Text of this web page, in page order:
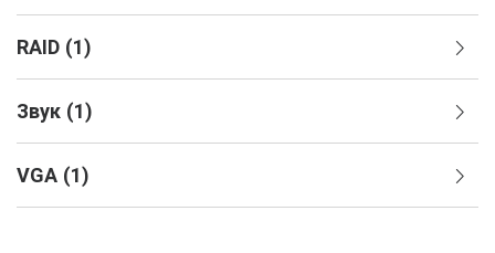
RAID (1)
Звук (1)
VGA (1)